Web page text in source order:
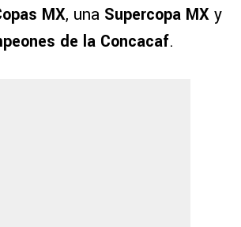
MX, una Supercopa MX y
de la Concacaf.